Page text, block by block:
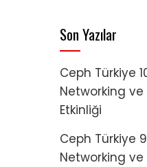
Son Yazılar
Ceph Türkiye
Networking
Etkinliği
Ceph Türkiye
Networking